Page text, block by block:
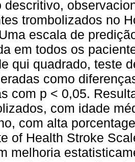
descritivo,
trombolizados no
escala de
em todos os
qui quadrado, teste
como
com p < 0,05.
com idade
com alta
of Health Stroke
melhoria